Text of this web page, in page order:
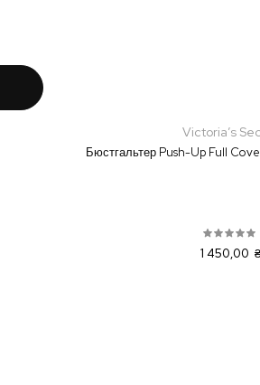
Victoria’s
Бюстгальтер Push-Up Full
1 450,00 ₴